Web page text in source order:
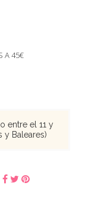
A 45€
entre el 11 y
y Baleares)